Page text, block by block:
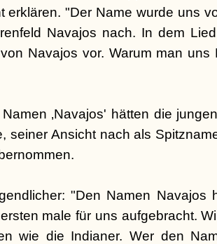
erklären. "Der Name wurde uns
Navajos nach. In dem
Navajos vor. Warum man
‚Navajos' hätten die
seiner Ansicht nach als
"Den Namen Navajos
male für uns aufgebracht.
wie die Indianer. Wer den